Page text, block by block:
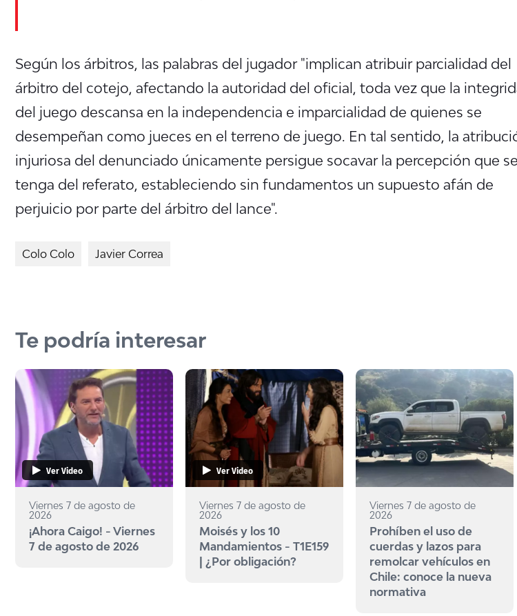
Según los árbitros, las palabras del jugador "implican atribuir parcialidad del
árbitro del cotejo, afectando la autoridad del oficial, toda vez que la
del juego descansa en la independencia e imparcialidad de quienes se
desempeñan como jueces en el terreno de juego. En tal sentido, la
injuriosa del denunciado únicamente persigue socavar la percepción que se
tenga del referato, estableciendo sin fundamentos un supuesto afán de
perjuicio por parte del árbitro del lance".
Colo Colo Javier Correa
Te podría interesar
Ver Video
Viernes 7 de agosto de
2026
¡Ahora Caigo! - Viernes
7 de agosto de 2026
Ver Video
Viernes 7 de agosto de
2026
Moisés y los 10
Mandamientos - T1E159
| ¿Por obligación?
Viernes 7 de agosto de
2026
Prohíben el uso de
cuerdas y lazos para
remolcar vehículos en
Chile: conoce la nueva
normativa